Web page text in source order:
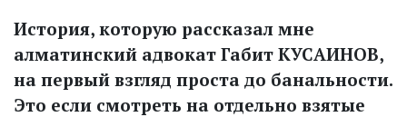
История, которую рассказал мне
алматинский адвокат Габит КУСАИНОВ,
на первый взгляд проста до банальности.
Это если смотреть на отдельно взятые